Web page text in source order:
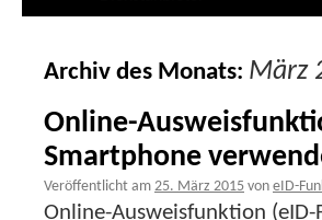
Archiv des Monats: März
Online-
Smartphone
Veröffentlicht am 25. März 2015 von eID-
Online-Ausweisfunktion